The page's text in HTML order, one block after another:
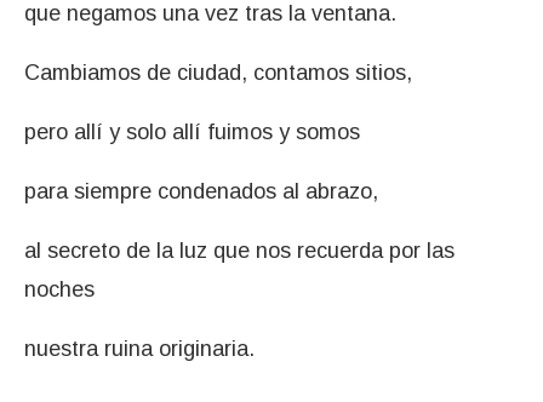
que negamos una vez tras la ventana.
Cambiamos de ciudad, contamos sitios,
pero allí y solo allí fuimos y somos
para siempre condenados al abrazo,
al secreto de la luz que nos recuerda por las
noches
nuestra ruina originaria.